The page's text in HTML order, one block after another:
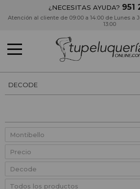
¿NECESITAS AYUDA? 951
Atención al cliente de 09:00 a 14:00 de Lunes a
13:00
DECODE
Precio